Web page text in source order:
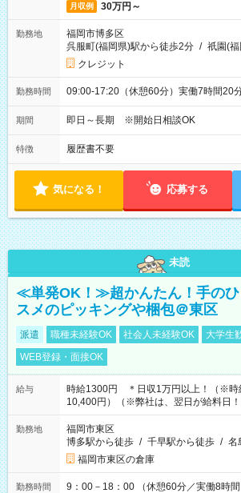
月収例 30万円～
勤務地
福岡市博多区
呉服町(福岡県)駅から徒歩2分 / 祇園(
クレジット
勤務時間 09:00-17:20（休憩60分）実働7時間20
期間 即日～長期 ※開始日相談OK
特徴 履歴書不要
気になる！ 応募する
未読
≪単発OK！≫超かんたん！手のひ
スメのピッキングや梱包＠東区
派遣 職種未経験OK 社会人未経験OK 大学生
WEB登録・面接OK
給与
時給1300円 ＊日収1万円以上！（※時
10,400円）（※弊社は、翌日が給料日
ので働いた分がすぐにもらえる！）
勤務地
福岡市東区
博多駅から徒歩 / 千早駅から徒歩 / 名
福岡市東区の倉庫
勤務時間 9：00－18：00 （休憩60分／実働8時間